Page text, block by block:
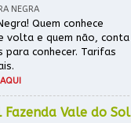
NEGRA
Quem conhece
volta e quem não, conta
para conhecer. Tarifas
Fazenda Vale do Sol